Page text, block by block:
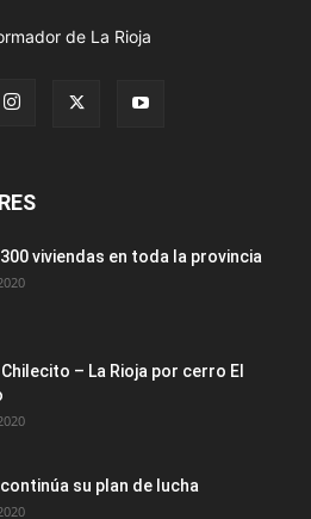
viviendas en toda la provincia
– La Rioja por cerro El
continúa su plan de lucha